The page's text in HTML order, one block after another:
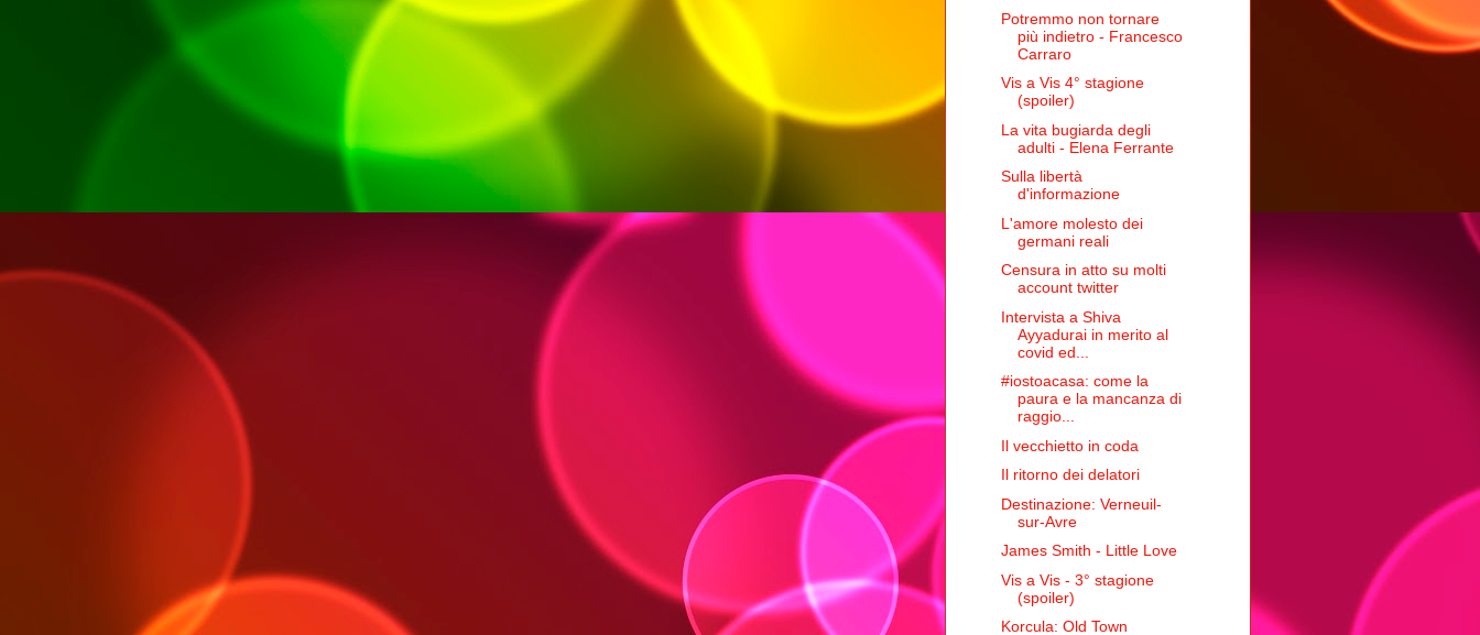
Potremmo non tornare
più indietro - Francesco
Carraro
Vis a Vis 4° stagione
(spoiler)
La vita bugiarda degli
adulti - Elena Ferrante
Sulla libertà
d'informazione
L'amore molesto dei
germani reali
Censura in atto su molti
account twitter
Intervista a Shiva
Ayyadurai in merito al
covid ed...
#iostoacasa: come la
paura e la mancanza di
raggio...
Il vecchietto in coda
Il ritorno dei delatori
Destinazione: Verneuil-
sur-Avre
James Smith - Little Love
Vis a Vis - 3° stagione
(spoiler)
Korcula: Old Town